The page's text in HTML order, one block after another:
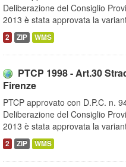
Deliberazione del Consiglio
2013 è stata approvata la
2 ZIP WMS
PTCP 1998 - Art.30
Firenze
PTCP approvato con D.P.C. n.
Deliberazione del Consiglio
2013 è stata approvata la
2 ZIP WMS